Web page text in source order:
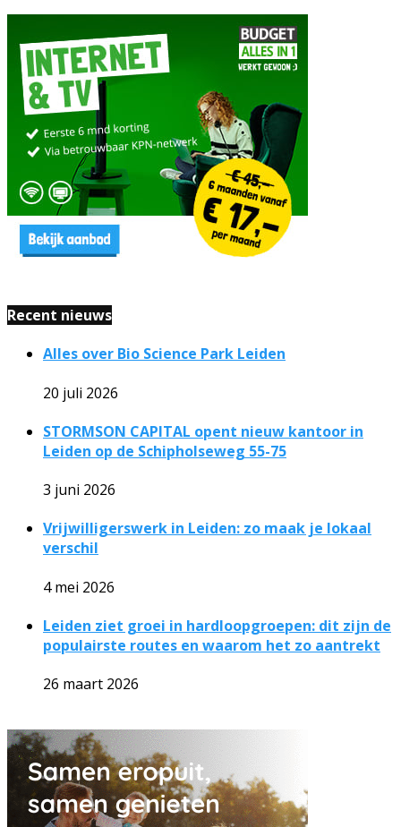
Recent nieuws
Alles over Bio Science Park Leiden
20 juli 2026
STORMSON CAPITAL opent nieuw kantoor in
Leiden op de Schipholseweg 55-75
3 juni 2026
Vrijwilligerswerk in Leiden: zo maak je lokaal
verschil
4 mei 2026
Leiden ziet groei in hardloopgroepen: dit zijn de
populairste routes en waarom het zo aantrekt
26 maart 2026